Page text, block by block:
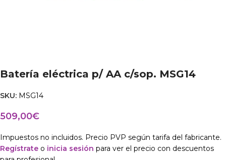
Batería eléctrica p/ AA c/sop. MSG14
SKU: MSG14
509,00€
Impuestos no incluidos. Precio PVP según tarifa del fabricante.
Regístrate o inicia sesión para ver el precio con descuentos